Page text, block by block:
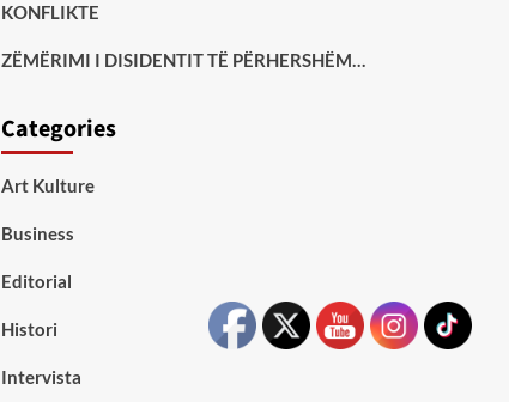
KONFLIKTE
ZËMËRIMI I DISIDENTIT TË PËRHERSHËM…
Categories
Art Kulture
Business
Editorial
Histori
Intervista